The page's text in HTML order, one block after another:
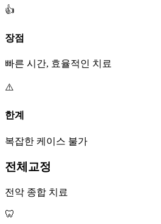
👍
장점
빠른 시간, 효율적인 치료
⚠️
한계
복잡한 케이스 불가
전체교정
전악 종합 치료
🦷